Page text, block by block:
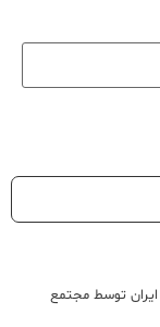
ژنراتور در ایران توسط مجتمع